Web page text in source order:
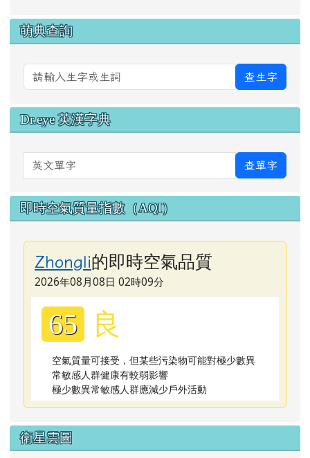
萌典查詢
查生字
Dr.eye 英漢字典
英文單字 查單字
即時空氣質量指數（AQI）
Zhongli的即時空氣品質
2026年08月08日 02時09分
65 良
空氣質量可接受，但某些污染物可能對極少數異
常敏感人群健康有較弱影響
極少數異常敏感人群應減少戶外活動
衛星雲圖